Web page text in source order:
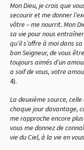
Mon Dieu, je crois que
secourir et me donner
vôtre – me nourrit. Mon
sa vie pour nous
qu’il s’offre à moi dans
bon Seigneur, de vous
toujours aimés d’un
a soif de vous, votre
4).
La deuxième source,
chaque jour davantage,
me rapproche encore
vous me donnez de
vie du Ciel, à la vie en